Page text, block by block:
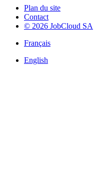
Plan du site
Contact
© 2026 JobCloud SA
Français
English